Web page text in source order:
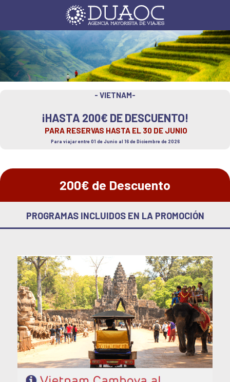
- VIETNAM-
¡HASTA 200€ DE DESCUENTO!
PARA RESERVAS HASTA EL 30 DE JUNIO
Para viajar entre 01 de Junio al 16 de Diciembre de 2026
200€ de Descuento
PROGRAMAS INCLUIDOS EN LA PROMOCIÓN